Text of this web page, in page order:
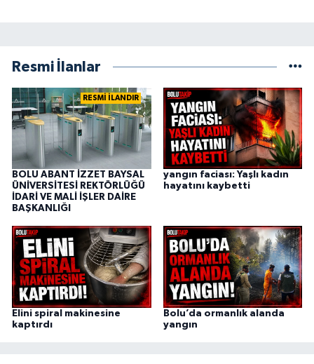
Resmi İlanlar
RESMİ İLANDIR
BOLU ABANT İZZET BAYSAL
ÜNİVERSİTESİ REKTÖRLÜĞÜ
İDARİ VE MALİ İŞLER DAİRE
BAŞKANLIĞI
yangın faciası: Yaşlı kadın
hayatını kaybetti
Elini spiral makinesine
kaptırdı
Bolu’da ormanlık alanda
yangın